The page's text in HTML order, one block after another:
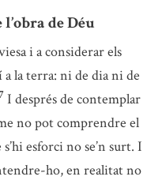
de Déu
i a considerar els
a la terra: ni de dia ni de
I després de contemplar
no pot comprendre el
esforci no se’n surt. I
ho, en realitat no